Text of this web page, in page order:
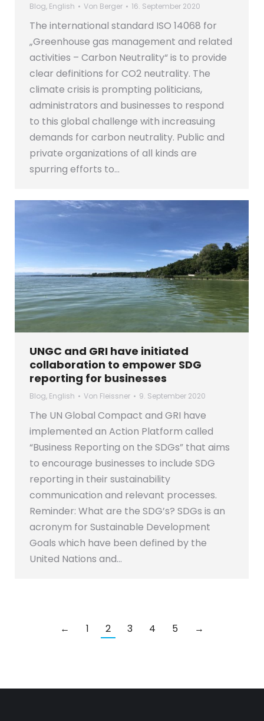
Blog, English Von Berger 16. September 2020
The international standard ISO 14068 for
„Greenhouse gas management and related
activities – Carbon Neutrality“ is to provide
clear definitions for CO2 neutrality. The
climate crisis is prompting politicians,
administrators and businesses to respond
to this global challenge with increasuing
demands for carbon neutrality. Public and
private organizations of all kinds are
spurring efforts to…
UNGC and GRI have initiated
collaboration to empower SDG
reporting for businesses
Blog, English Von Fleissner 9. September 2020
The UN Global Compact and GRI have
implemented an Action Platform called
“Business Reporting on the SDGs” that aims
to encourage businesses to include SDG
reporting in their sustainability
communication and relevant processes.
Reminder: What are the SDG’s? SDGs is an
acronym for Sustainable Development
Goals which have been defined by the
United Nations and…
← 1 2 3 4 5 →